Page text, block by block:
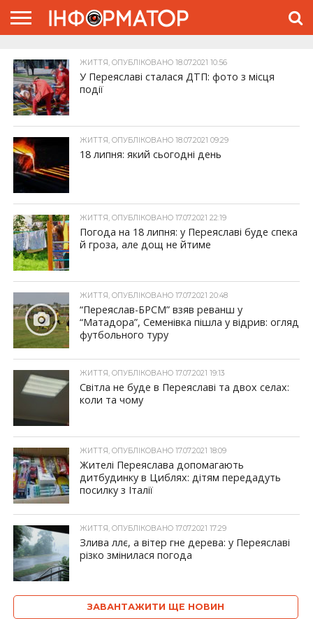
ЖИТТЯ
ВЛАДА
ГРОШІ
ТРЕШ
ПРО
ПРОЄКТ
ЖИТТЯ, ОПУБЛІКОВАНО 18.07.2021 10:56
У Переяславі сталася ДТП: фото з місця
події
ЖИТТЯ, ОПУБЛІКОВАНО 18.07.2021 09:29
18 липня: який сьогодні день
ЖИТТЯ, ОПУБЛІКОВАНО 17.07.2021 22:19
Погода на 18 липня: у Переяславі буде спека
й гроза, але дощ не йтиме
ЖИТТЯ, ОПУБЛІКОВАНО 17.07.2021 20:48
“Переяслав-БРСМ” взяв реванш у
“Матадора”, Семенівка пішла у відрив: огляд
футбольного туру
ЖИТТЯ, ОПУБЛІКОВАНО 17.07.2021 19:13
Світла не буде в Переяславі та двох селах:
коли та чому
ЖИТТЯ, ОПУБЛІКОВАНО 17.07.2021 18:09
Жителі Переяслава допомагають
дитбудинку в Циблях: дітям передадуть
посилку з Італії
ЖИТТЯ, ОПУБЛІКОВАНО 17.07.2021 17:29
Злива ллє, а вітер гне дерева: у Переяславі
різко змінилася погода
ЗАВАНТАЖИТИ ЩЕ НОВИН